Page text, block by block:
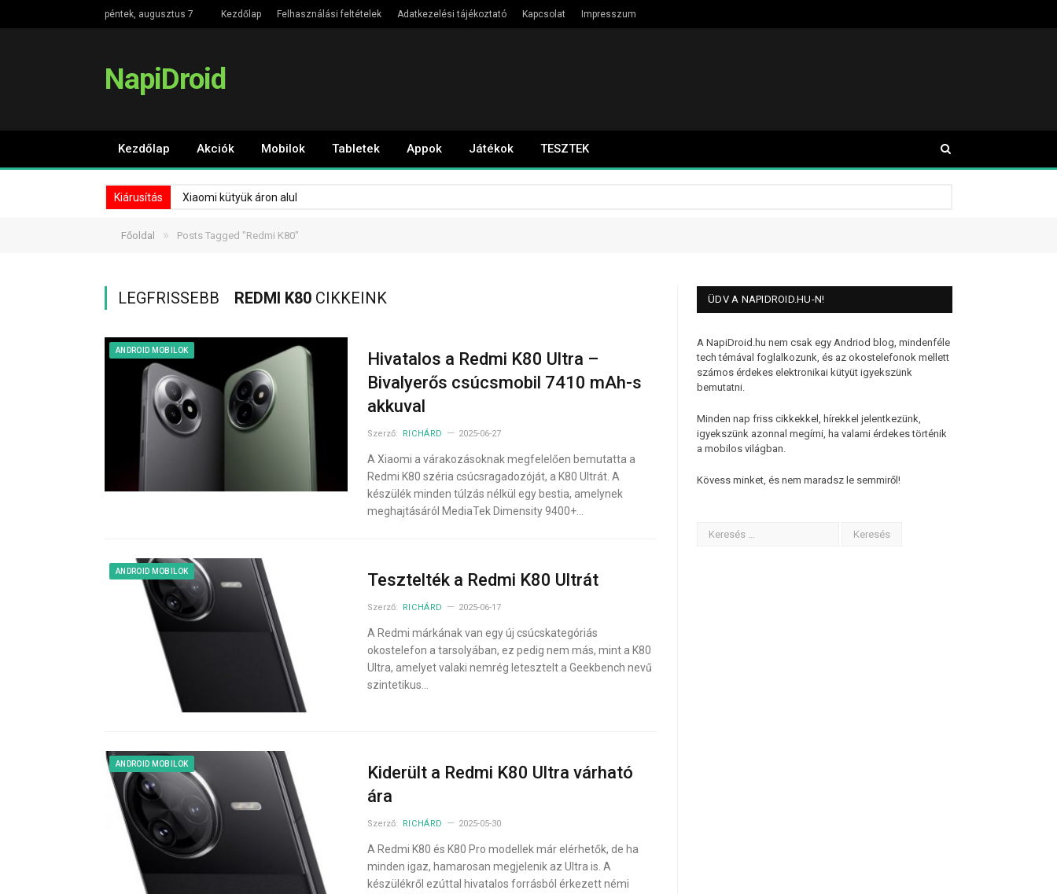
péntek, augusztus 7 Kezdőlap Felhasználási feltételek Adatkezelési tájékoztató Kapcsolat Impresszum
NapiDroid
Kezdőlap Akciók Mobilok Tabletek Appok Játékok TESZTEK
Kiárusítás Xiaomi kütyük áron alul
Főoldal » Posts Tagged "Redmi K80"
LEGFRISSEBB REDMI K80 CIKKEINK
ANDROID MOBILOK
Hivatalos a Redmi K80 Ultra –
Bivalyerős csúcsmobil 7410 mAh-s
akkuval
Szerző: RICHÁRD 2025-06-27
A Xiaomi a várakozásoknak megfelelően bemutatta a
Redmi K80 széria csúcsragadozóját, a K80 Ultrát. A
készülék minden túlzás nélkül egy bestia, amelynek
meghajtásáról MediaTek Dimensity 9400+…
ANDROID MOBILOK Tesztelték a Redmi K80 Ultrát
Szerző: RICHÁRD 2025-06-17
A Redmi márkának van egy új csúcskategóriás
okostelefon a tarsolyában, ez pedig nem más, mint a K80
Ultra, amelyet valaki nemrég letesztelt a Geekbench nevű
szintetikus…
ANDROID MOBILOK
Kiderült a Redmi K80 Ultra várható
ára
Szerző: RICHÁRD 2025-05-30
A Redmi K80 és K80 Pro modellek már elérhetők, de ha
minden igaz, hamarosan megjelenik az Ultra is. A
készülékről ezúttal hivatalos forrásból érkezett némi
ÜDV A NAPIDROID.HU-N!
A NapiDroid.hu nem csak egy Andriod blog, mindenféle
tech témával foglalkozunk, és az okostelefonok mellett
számos érdekes elektronikai kütyüt igyekszünk
bemutatni.
Minden nap friss cikkekkel, hírekkel jelentkezünk,
igyekszünk azonnal megírni, ha valami érdekes történik
a mobilos világban.
Kövess minket, és nem maradsz le semmiről!